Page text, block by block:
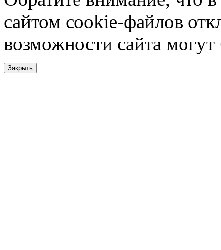
сайтом cookie-файлов
возможности сайта
Закрыть